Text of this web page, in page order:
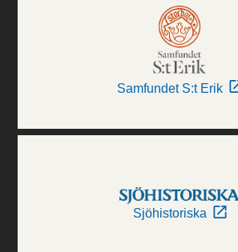
Samfundet S:t Erik
Sjöhistoriska